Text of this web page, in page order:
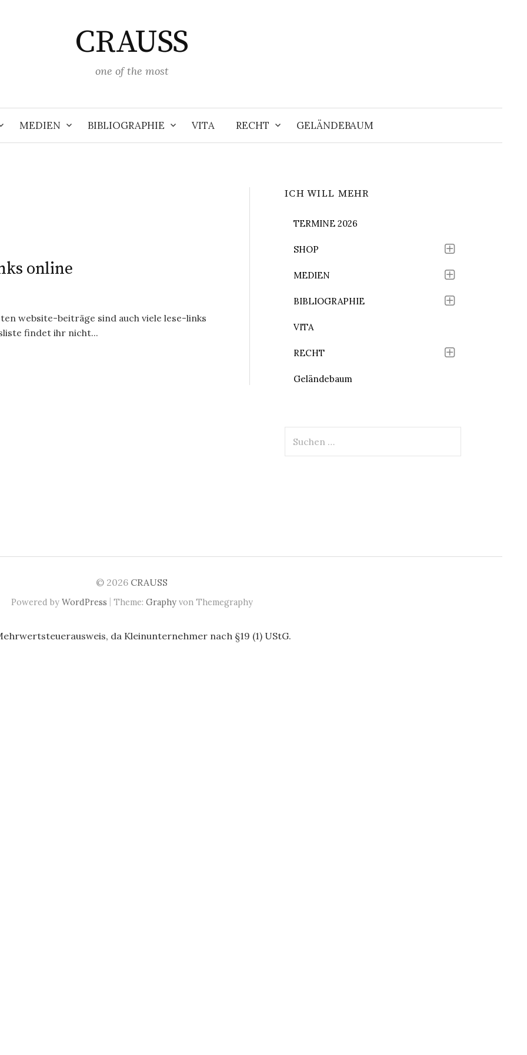
CRAUSS
one of the most
MEDIEN BIBLIOGRAPHIE VITA RECHT GELÄNDEBAUM
Suchen
online
website-beiträge sind auch viele lese-links
findet ihr nicht...
ICH WILL MEHR
TERMINE 2026
SHOP
MEDIEN
BIBLIOGRAPHIE
VITA
RECHT
Geländebaum
nach:
© 2026 CRAUSS
Powered by WordPress | Theme: Graphyvon Themegraphy
da Kleinunternehmer nach §19 (1) UStG.